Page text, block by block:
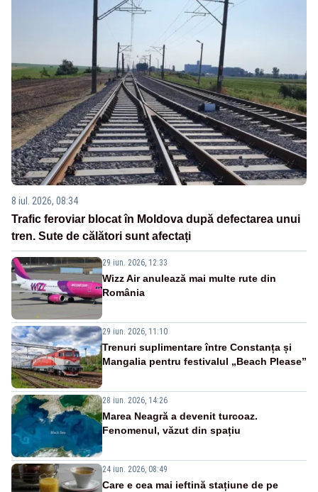
8 iul. 2026, 08:34
Trafic feroviar blocat în Moldova după defectarea unui
tren. Sute de călători sunt afectați
29 iun. 2026, 12:33
Wizz Air anulează mai multe rute din
România
29 iun. 2026, 11:10
Trenuri suplimentare între Constanța și
Mangalia pentru festivalul „Beach Please”
28 iun. 2026, 14:26
Marea Neagră a devenit turcoaz.
Fenomenul, văzut din spațiu
24 iun. 2026, 08:49
Care e cea mai ieftină stațiune de pe